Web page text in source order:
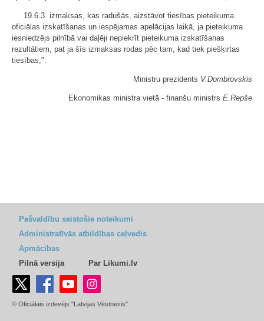
19.6.3. izmaksas, kas radušās, aizstāvot tiesības pieteikuma
oficiālas izskatīšanas un iespējamas apelācijas laikā, ja pieteikuma
iesniedzējs pilnībā vai daļēji nepiekrīt pieteikuma izskatīšanas
rezultātiem, pat ja šīs izmaksas rodas pēc tam, kad tiek piešķirtas
tiesības;".
Ministru prezidents V.Dombrovskis
Ekonomikas ministra vietā - finanšu ministrs E.Repše
Pašvaldību saistošie noteikumi
Administratīvās atbildības ceļvedis
Apmācības
Pilnā versija
Par Likumi.lv
© Oficiālais izdevējs "Latvijas Vēstnesis"